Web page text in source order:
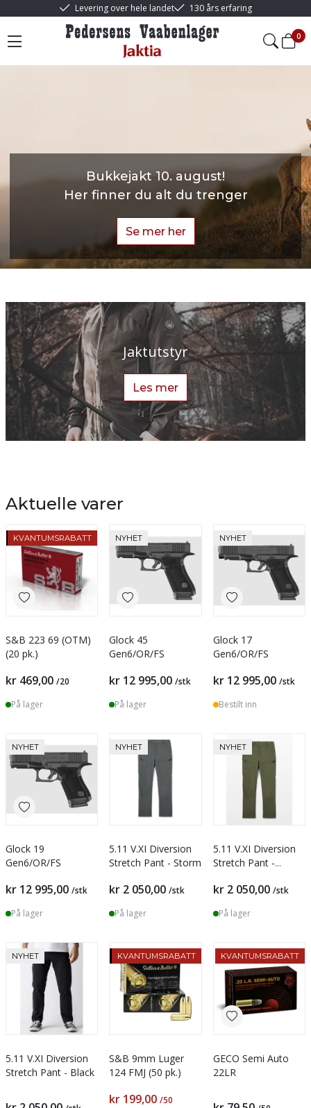
Levering over hele landet 130 års erfaring
0
Bukkejakt 10. august!
Her finner du alt du trenger
Se mer her
Jaktutstyr
Les mer
Aktuelle varer
TILBUD
KVANTUMSRABATT
S&B 223 69 (OTM)
(20 pk.)
kr 469,00 /20
På lager
NYHET
Glock 45
Gen6/OR/FS
kr 12 995,00 /stk
På lager
NYHET
Glock 17
Gen6/OR/FS
kr 12 995,00 /stk
Bestilt inn
NYHET
Glock 19
Gen6/OR/FS
kr 12 995,00 /stk
På lager
NYHET
5.11 V.XI Diversion
Stretch Pant - Storm
kr 2 050,00 /stk
På lager
NYHET
5.11 V.XI Diversion
Stretch Pant -
kr 2 050,00 /stk
På lager
NYHET
5.11 V.XI Diversion
Stretch Pant - Black
TILBUD -26%
KVANTUMSRABATT
S&B 9mm Luger
124 FMJ (50 pk.)
kr 199,00 /50
KVANTUMSRABATT
GECO Semi Auto
22LR